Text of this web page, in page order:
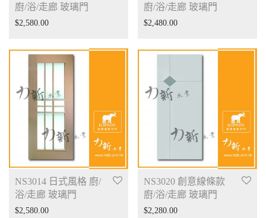
廚/浴/走廊 玻璃門
$2,580.00
廚/浴/走廊 玻璃門
$2,480.00
NS3014 日式風格 廚/
浴/走廊 玻璃門
$2,580.00
NS3020 創意線條款
廚/浴/走廊 玻璃門
$2,280.00